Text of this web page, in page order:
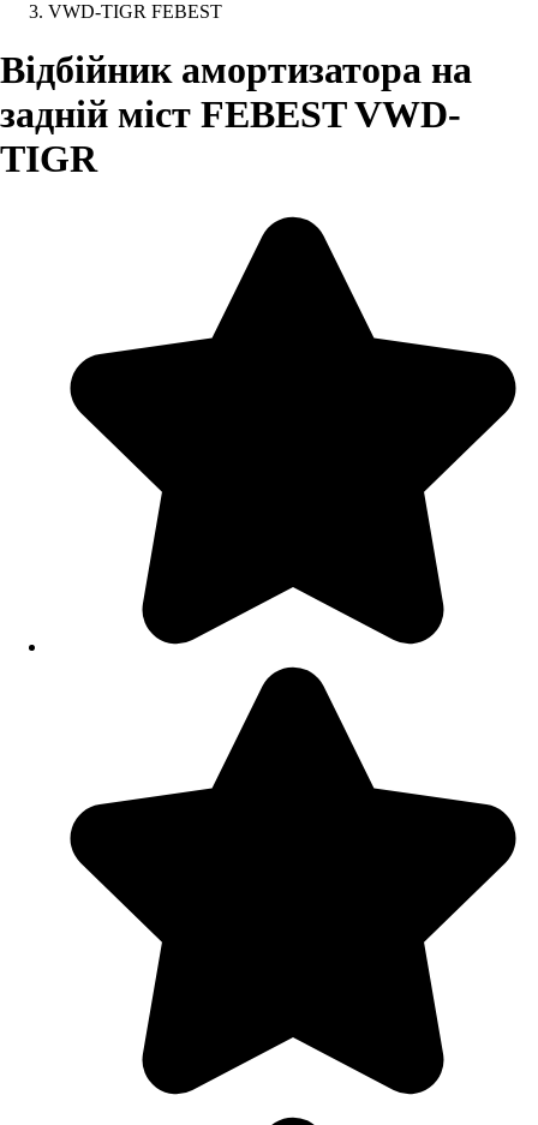
VWD-TIGR FEBEST
Відбійник амортизатора на
задній міст FEBEST VWD-
TIGR